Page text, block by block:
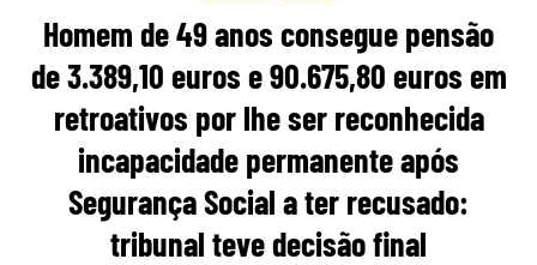
Homem de 49 anos consegue pensão
de 3.389,10 euros e 90.675,80 euros em
retroativos por lhe ser reconhecida
incapacidade permanente após
Segurança Social a ter recusado:
tribunal teve decisão final